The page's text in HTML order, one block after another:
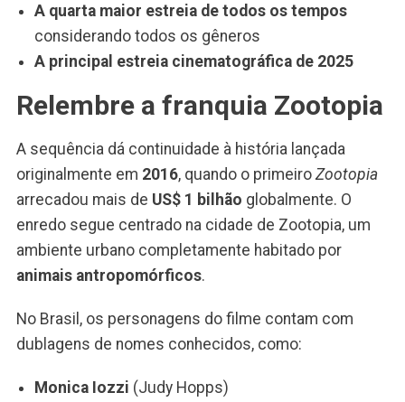
A quarta maior estreia de todos os tempos
considerando todos os gêneros
A principal estreia cinematográfica de 2025
Relembre a franquia Zootopia
A sequência dá continuidade à história lançada
originalmente em 2016, quando o primeiro Zootopia
arrecadou mais de US$ 1 bilhão globalmente. O
enredo segue centrado na cidade de Zootopia, um
ambiente urbano completamente habitado por
animais antropomórficos.
No Brasil, os personagens do filme contam com
dublagens de nomes conhecidos, como:
Monica Iozzi (Judy Hopps)